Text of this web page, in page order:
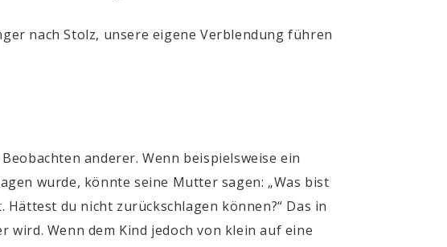
nach Stolz, unsere eigene Verblendung führen
anderer. Wenn beispielsweise ein
wurde, könnte seine Mutter sagen: „Was bist
du nicht zurückschlagen können?“ Das in
wird. Wenn dem Kind jedoch von klein auf eine